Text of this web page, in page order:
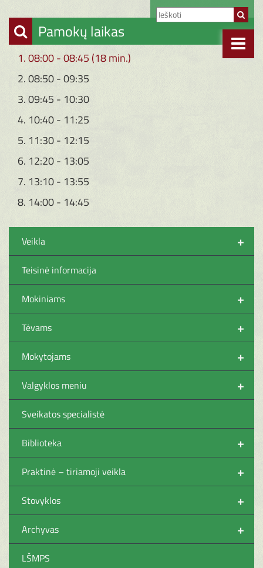
Pamokų laikas
1. 08:00 - 08:45 (18 min.)
2. 08:50 - 09:35
3. 09:45 - 10:30
4. 10:40 - 11:25
5. 11:30 - 12:15
6. 12:20 - 13:05
7. 13:10 - 13:55
8. 14:00 - 14:45
+
Veikla
Teisinė informacija
+
Mokiniams
+
Tėvams
+
Mokytojams
+
Valgyklos meniu
Sveikatos specialistė
+
Biblioteka
+
Praktinė – tiriamoji veikla
+
Stovyklos
+
Archyvas
LŠMPS